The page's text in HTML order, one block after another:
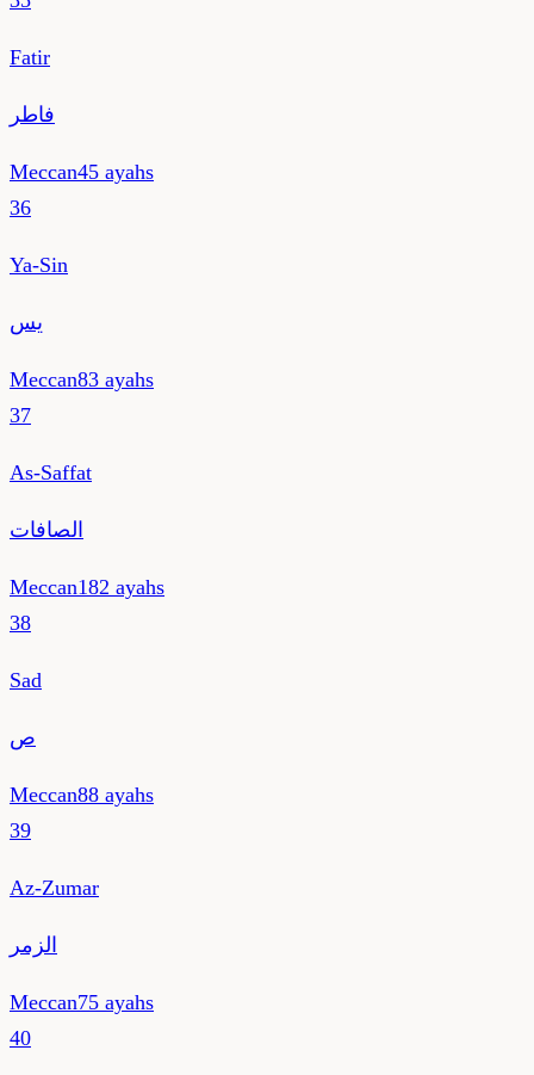
Fatir
فاطر
Meccan45 ayahs
36
Ya-Sin
يس
Meccan83 ayahs
37
As-Saffat
الصافات
Meccan182 ayahs
38
Sad
ص
Meccan88 ayahs
39
Az-Zumar
الزمر
Meccan75 ayahs
40